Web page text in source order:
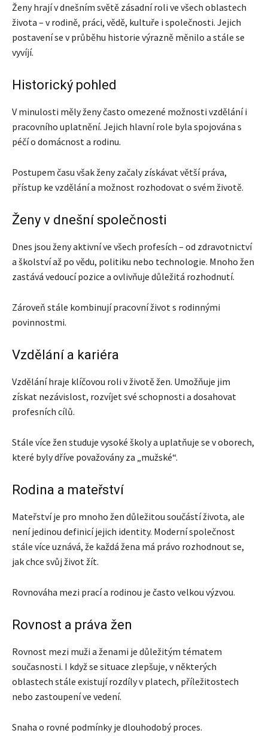
Ženy hrají v dnešním světě zásadní roli ve všech oblastech
života – v rodině, práci, vědě, kultuře i společnosti. Jejich
postavení se v průběhu historie výrazně měnilo a stále se
vyvíjí.
Historický pohled
V minulosti měly ženy často omezené možnosti vzdělání i
pracovního uplatnění. Jejich hlavní role byla spojována s
péčí o domácnost a rodinu.
Postupem času však ženy začaly získávat větší práva,
přístup ke vzdělání a možnost rozhodovat o svém životě.
Ženy v dnešní společnosti
Dnes jsou ženy aktivní ve všech profesích – od zdravotnictví
a školství až po vědu, politiku nebo technologie. Mnoho žen
zastává vedoucí pozice a ovlivňuje důležitá rozhodnutí.
Zároveň stále kombinují pracovní život s rodinnými
povinnostmi.
Vzdělání a kariéra
Vzdělání hraje klíčovou roli v životě žen. Umožňuje jim
získat nezávislost, rozvíjet své schopnosti a dosahovat
profesních cílů.
Stále více žen studuje vysoké školy a uplatňuje se v oborech,
které byly dříve považovány za „mužské“.
Rodina a mateřství
Mateřství je pro mnoho žen důležitou součástí života, ale
není jedinou definicí jejich identity. Moderní společnost
stále více uznává, že každá žena má právo rozhodnout se,
jak chce svůj život žít.
Rovnováha mezi prací a rodinou je často velkou výzvou.
Rovnost a práva žen
Rovnost mezi muži a ženami je důležitým tématem
současnosti. I když se situace zlepšuje, v některých
oblastech stále existují rozdíly v platech, příležitostech
nebo zastoupení ve vedení.
Snaha o rovné podmínky je dlouhodobý proces.